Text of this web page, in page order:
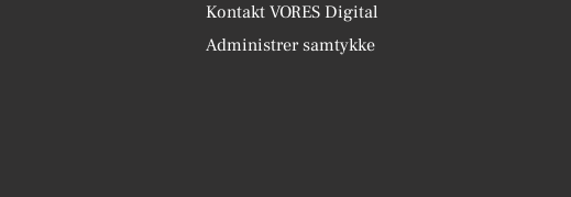
Kontakt VORES Digital
Administrer samtykke